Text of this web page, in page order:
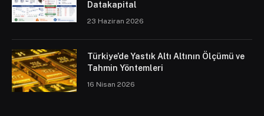
Datakapital
23 Haziran 2026
Türkiye’de Yastık Altı Altının Ölçümü ve
Tahmin Yöntemleri
16 Nisan 2026